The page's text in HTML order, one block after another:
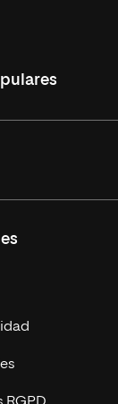
Online
Online
Profesional